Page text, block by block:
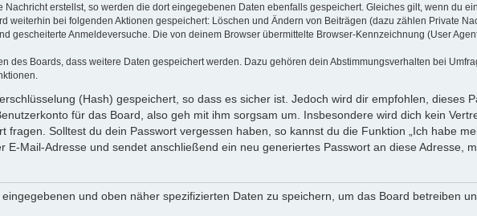
erstellst, so werden die dort eingegebenen Daten ebenfalls gespeichert. Gleiches gilt, wenn du
weiterhin bei folgenden Aktionen gespeichert: Löschen und Ändern von Beiträgen (dazu zählen Private
gescheiterte Anmeldeversuche. Die von deinem Browser übermittelte Browser-Kennzeichnung (User
des Boards, dass weitere Daten gespeichert werden. Dazu gehören dein Abstimmungsverhalten bei
(Hash) gespeichert, so dass es sicher ist. Jedoch wird dir empfohlen, dieses
für das Board, also geh mit ihm sorgsam um. Insbesondere wird dich kein
fragen. Solltest du dein Passwort vergessen haben, so kannst du die Funktion „Ich habe
E-Mail-Adresse und sendet anschließend ein neu generiertes Passwort an diese Adresse,
und oben näher spezifizierten Daten zu speichern, um das Board betreiben